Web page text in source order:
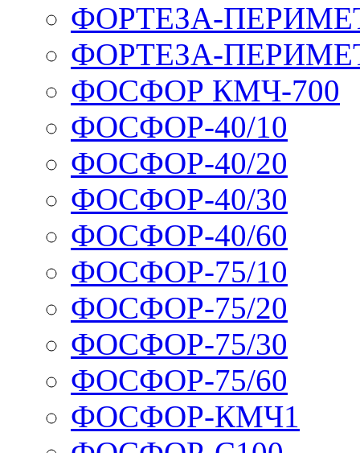
ФОРТЕЗА-
ФОРТЕЗА-
ФОСФОР КМЧ-700
ФОСФОР-40/10
ФОСФОР-40/20
ФОСФОР-40/30
ФОСФОР-40/60
ФОСФОР-75/10
ФОСФОР-75/20
ФОСФОР-75/30
ФОСФОР-75/60
ФОСФОР-КМЧ1